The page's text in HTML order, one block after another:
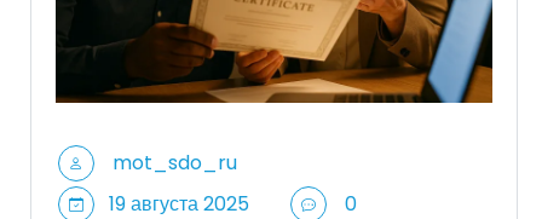
mot_sdo_ru
19 августа 2025
0